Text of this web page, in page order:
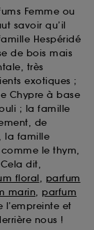
Femme ou
savoir qu’il
Hespéridé
de bois mais
très
exotiques ;
Chypre à base
; la famille
de
la famille
le thym,
dit,
floral, parfum
marin, parfum
l’empreinte et
nous !